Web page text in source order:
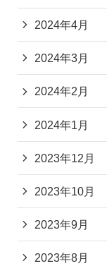
2024年4月
2024年3月
2024年2月
2024年1月
2023年12月
2023年10月
2023年9月
2023年8月